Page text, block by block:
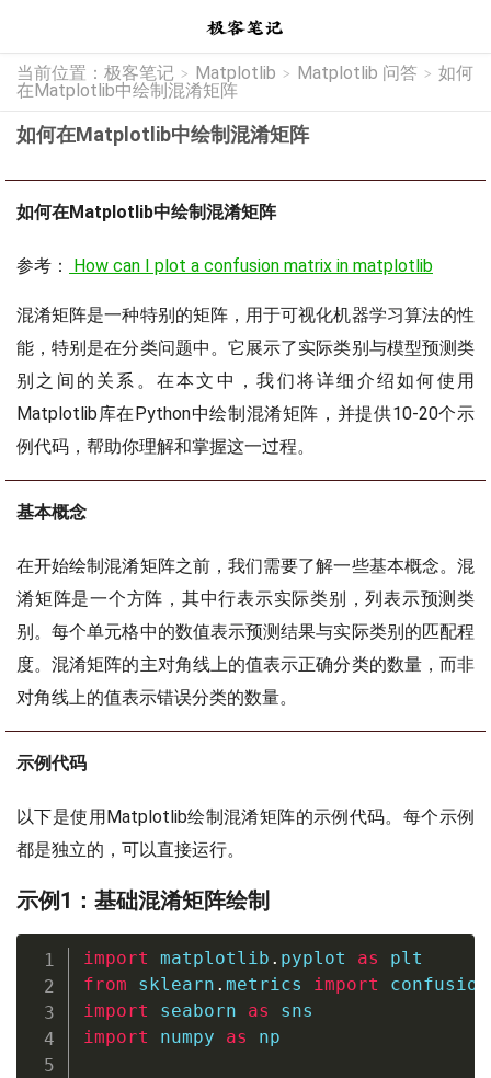
当前位置： 极客笔记 > Matplotlib > Matplotlib 问答 > 如何
在Matplotlib中绘制混淆矩阵
如何在Matplotlib中绘制混淆矩阵
如何在Matplotlib中绘制混淆矩阵
参考： How can I plot a confusion matrix in matplotlib
混淆矩阵是一种特别的矩阵，用于可视化机器学习算法的性
能，特别是在分类问题中。它展示了实际类别与模型预测类
别之间的关系。在本文中，我们将详细介绍如何使用
Matplotlib库在Python中绘制混淆矩阵，并提供10-20个示
例代码，帮助你理解和掌握这一过程。
基本概念
在开始绘制混淆矩阵之前，我们需要了解一些基本概念。混
淆矩阵是一个方阵，其中行表示实际类别，列表示预测类
别。每个单元格中的数值表示预测结果与实际类别的匹配程
度。混淆矩阵的主对角线上的值表示正确分类的数量，而非
对角线上的值表示错误分类的数量。
示例代码
以下是使用Matplotlib绘制混淆矩阵的示例代码。每个示例
都是独立的，可以直接运行。
示例1：基础混淆矩阵绘制
import matplotlib . pyplot as
from sklearn . metrics import
import seaborn as
import numpy as np